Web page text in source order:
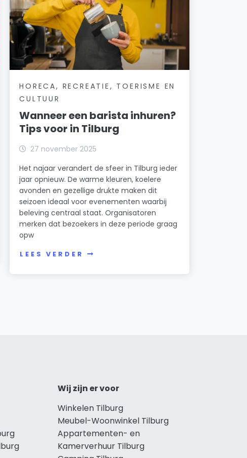
HORECA, RECREATIE, TOERISME EN
CULTUUR
Wanneer een barista inhuren?
Tips voor in Tilburg
27 november 2025
Het najaar verandert de sfeer in Tilburg ieder
jaar opnieuw. De warme kleuren, koelere
avonden en gezellige drukte maken dit
seizoen ideaal voor evenementen waarbij
beleving centraal staat. Organisatoren
merken dat bezoekers in deze periode graag
opw
LEES VERDER
Wij zijn er voor
Winkelen Tilburg
Meubel-Woonwinkel Tilburg
Appartementen- en
Kamerverhuur Tilburg